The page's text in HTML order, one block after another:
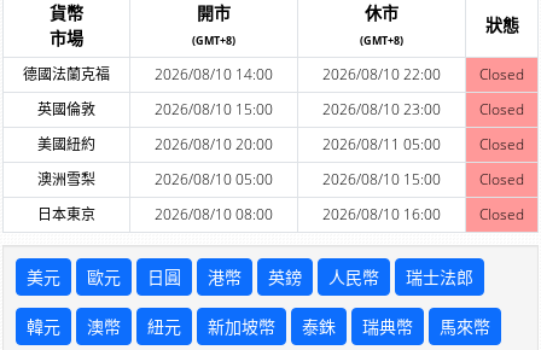
貨幣
市場
開市
(GMT+8)
休市
(GMT+8)
狀態
德國法蘭克福 2026/08/10 14:00 2026/08/10 22:00
Closed
英國倫敦
2026/08/10 15:00 2026/08/10 23:00
Closed
美國紐約
2026/08/10 20:00 2026/08/11 05:00
Closed
澳洲雪梨
2026/08/10 05:00 2026/08/10 15:00
Closed
日本東京
2026/08/10 08:00 2026/08/10 16:00 Closed
美元 歐元 日圓 港幣 英鎊 人民幣 瑞士法郎
韓元 澳幣 紐元 新加坡幣 泰銖 瑞典幣 馬來幣